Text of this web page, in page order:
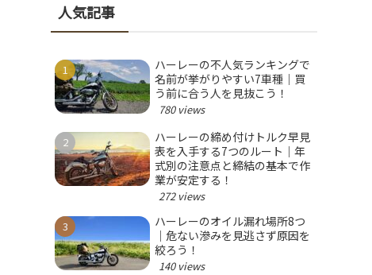
人気記事
ハーレーの不人気ランキングで
名前が挙がりやすい7車種｜買
う前に合う人を見抜こう！
780 views
ハーレーの締め付けトルク早見
表を入手する7つのルート｜年
式別の注意点と締結の基本で作
業が安定する！
272 views
ハーレーのオイル漏れ場所8つ
｜危ない滲みを見逃さず原因を
絞ろう！
140 views